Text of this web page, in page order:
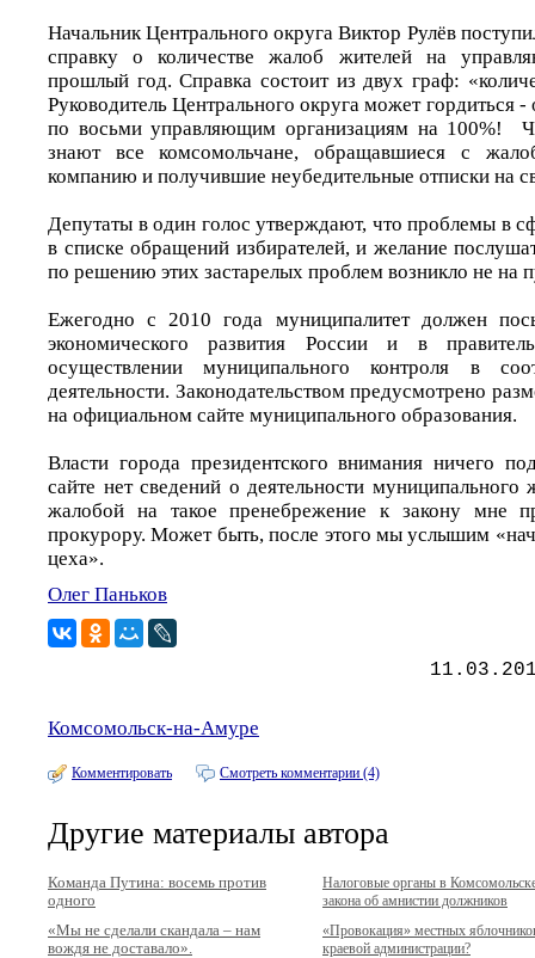
Начальник Центрального округа Виктор Рулёв
справку о количестве жалоб жителей на
прошлый год. Справка состоит из двух граф:
Руководитель Центрального округа может гордиться
по восьми управляющим организациям на 100%!
знают все комсомольчане, обращавшиеся с
компанию и получившие неубедительные отписки на
Депутаты в один голос утверждают, что проблемы в
в списке обращений избирателей, и желание
по решению этих застарелых проблем возникло не на
Ежегодно с 2010 года муниципалитет должен
экономического развития России и в
осуществлении муниципального контроля в
деятельности. Законодательством предусмотрено
на официальном сайте муниципального образования.
Власти города президентского внимания ничего
сайте нет сведений о деятельности
жалобой на такое пренебрежение к закону мне
прокурору. Может быть, после этого мы услышим
цеха».
Олег Паньков
Комсомольск-на-Амуре
Комментировать Смотреть комментарии (4)
Другие материалы автора
Команда Путина: восемь против
одного
Налоговые органы в
закона об амнистии должников
«Мы не сделали скандала – нам
вождя не доставало».
«Провокация» местных
краевой администрации?